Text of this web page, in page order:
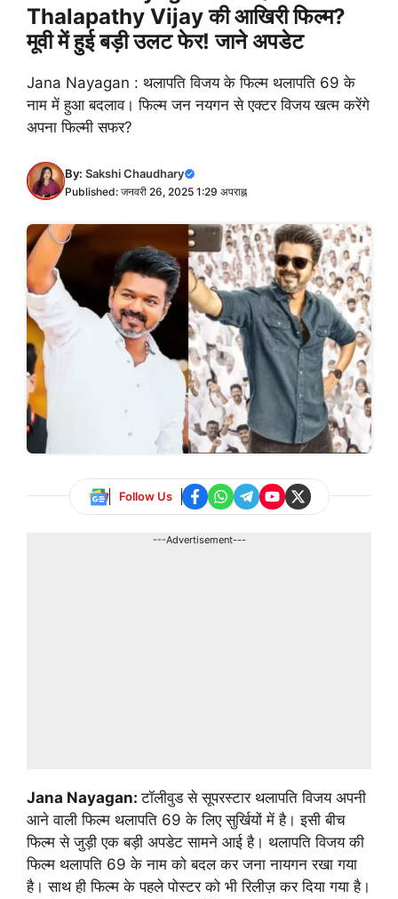
Thalapathy Vijay की आखिरी फिल्म?
मूवी में हुई बड़ी उलट फेर! जाने अपडेट
Jana Nayagan : थलापति विजय के फिल्म थलापति 69 के
नाम में हुआ बदलाव। फिल्म जन नयगन से एक्टर विजय खत्म करेंगे
अपना फिल्मी सफर?
By: Sakshi Chaudhary
Published: जनवरी 26, 2025 1:29 अपराह्न
Follow Us
---Advertisement---
Jana Nayagan:टॉलीवुड से सूपरस्टार थलापति विजय अपनी
आने वाली फिल्म थलापति 69 के लिए सुर्खियों में है। इसी बीच
फिल्म से जुड़ी एक बड़ी अपडेट सामने आई है। थलापति विजय की
फिल्म थलापति 69 के नाम को बदल कर जना नायगन रखा गया
है। साथ ही फिल्म के पहले पोस्टर को भी रिलीज़ कर दिया गया है।